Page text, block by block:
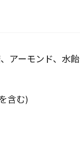
アーモンド、水飴
含む)